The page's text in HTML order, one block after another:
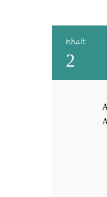
Inhalt
2